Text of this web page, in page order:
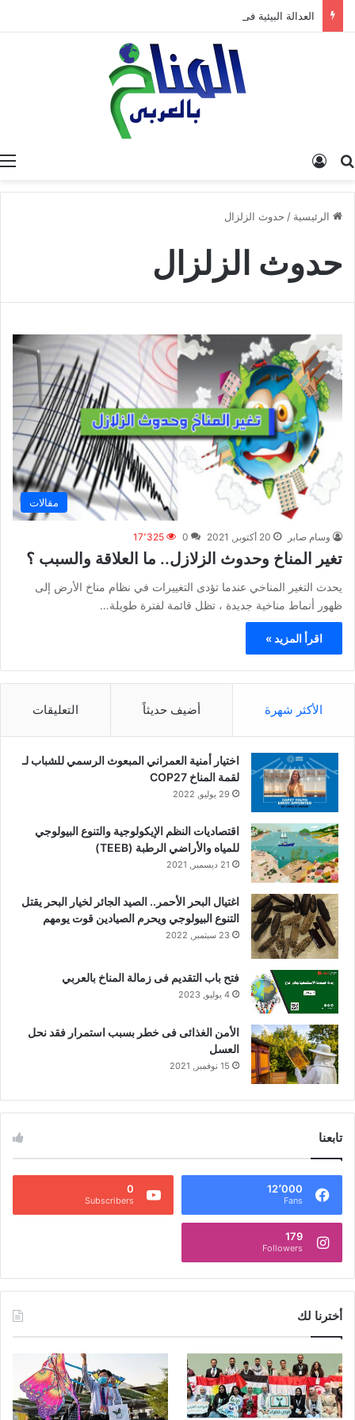
البحث عن
الرئيسية / حدوث الزلزال
حدوث الزلزال
مقالات
وسام صابر 20 أكتوبر, 2021 0 17٬325
تغير المناخ وحدوث الزلازل.. ما العلاقة والسبب ؟
يحدث التغير المناخي عندما تؤدى التغييرات في نظام مناخ الأرض إلى
ظهور أنماط مناخية جديدة ، تظل قائمة لفترة طويلة…
اقرأ المزيد »
الأكثر شهرة أضيف حديثاً التعليقات
اختيار أمنية العمراني المبعوث الرسمي للشباب لـ
لقمة المناخ COP27
29 يوليو, 2022
اقتصاديات النظم الإيكولوجية والتنوع البيولوجي
للمياه والأراضي الرطبة (TEEB)
21 ديسمبر, 2021
اغتيال البحر الأحمر.. الصيد الجائر لخيار البحر يقتل
التنوع البيولوجي ويحرم الصيادين قوت يومهم
23 سبتمبر, 2022
فتح باب التقديم فى زمالة المناخ بالعربي
4 يوليو, 2023
الأمن الغذائى فى خطر بسبب استمرار فقد نحل
العسل
15 نوفمبر, 2021
تابعنا
12٬000
Fans
0
Subscribers
179
Followers
أخترنا لك